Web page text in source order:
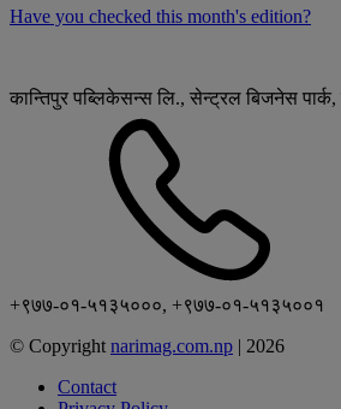
Have you checked this month's edition?
कान्तिपुर पब्लिकेसन्स लि., सेन्ट्रल बिजनेस पार्क,
+९७७-०१-५१३५०००, +९७७-०१-५१३५००१
© Copyright narimag.com.np | 2026
Contact